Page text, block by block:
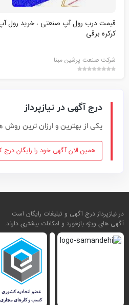
قیمت درب رول آپ صنعتی ، خرید رول
کرکره برقی
شرکت صنعت پرشین مبنا
درج آگهی در نیازپرداز
یکی از بهترین و ارزان ترین روش
همین الان آگهی خود را رایگان درج
در نیازپرداز درج آگهی و تبلیغات رایگان است
آگهی های ویژه بازخورد و امکانات بیشتری دارند.